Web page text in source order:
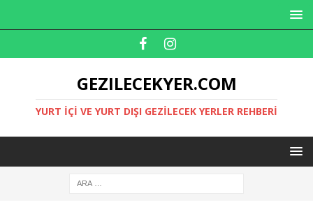
GEZILECEKYER.COM
YURT İÇI VE YURT DIŞI GEZILECEK YERLER REHBERI